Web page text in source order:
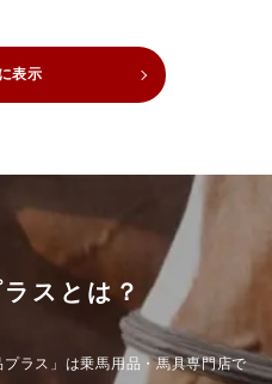
BORSTIQ（ボルスティック）
COMPOSITI（コンポジティ）
表示
スとは？
ラス」は乗馬用品・馬具専門店で